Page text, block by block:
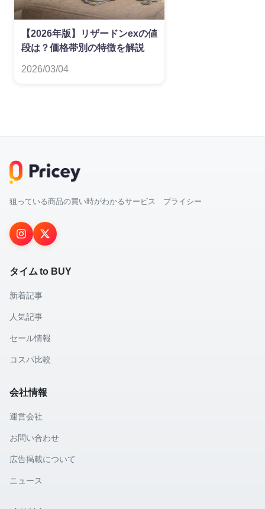
【2026年版】リザードンexの値
段は？価格帯別の特徴を解説
2026/03/04
狙っている商品の買い時がわかるサービス プライシー
タイム to BUY
新着記事
人気記事
セール情報
コスパ比較
会社情報
運営会社
お問い合わせ
広告掲載について
ニュース